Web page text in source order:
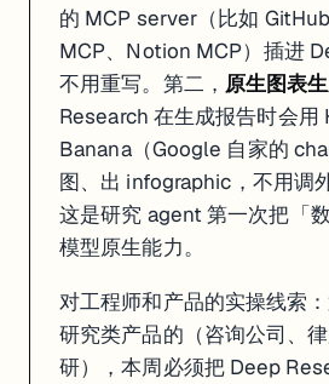
: xAI 04-27 发布 Grok Voice
xAI 04-27 发布了一个真正能跑生产的语音
这件事的真正分量在「全双工」三个字。
对开发者和产品的实操线索：第一，做
来源:Metaverse Post·xAI 官方 ·
的 MCP server（比如
MCP、Notion MCP）插进
不用重写。第二， 原生图表
Research 在生成报告时会用
Banana（Google 自家的
图、出 infographic，不用调
这是研究 agent 第一次把「
模型原生能力。
对工程师和产品的实操线索
研究类产品的（咨询公司、
研），本周必须把 Deep